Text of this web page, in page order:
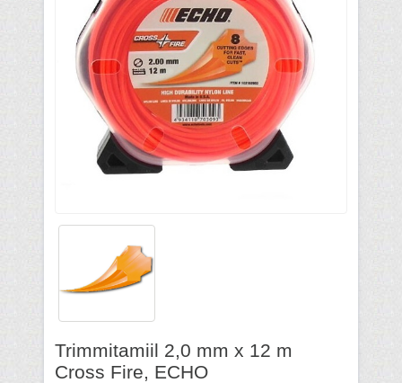
Trimmitamiil 2,0 mm x 12 m
Cross Fire, ECHO